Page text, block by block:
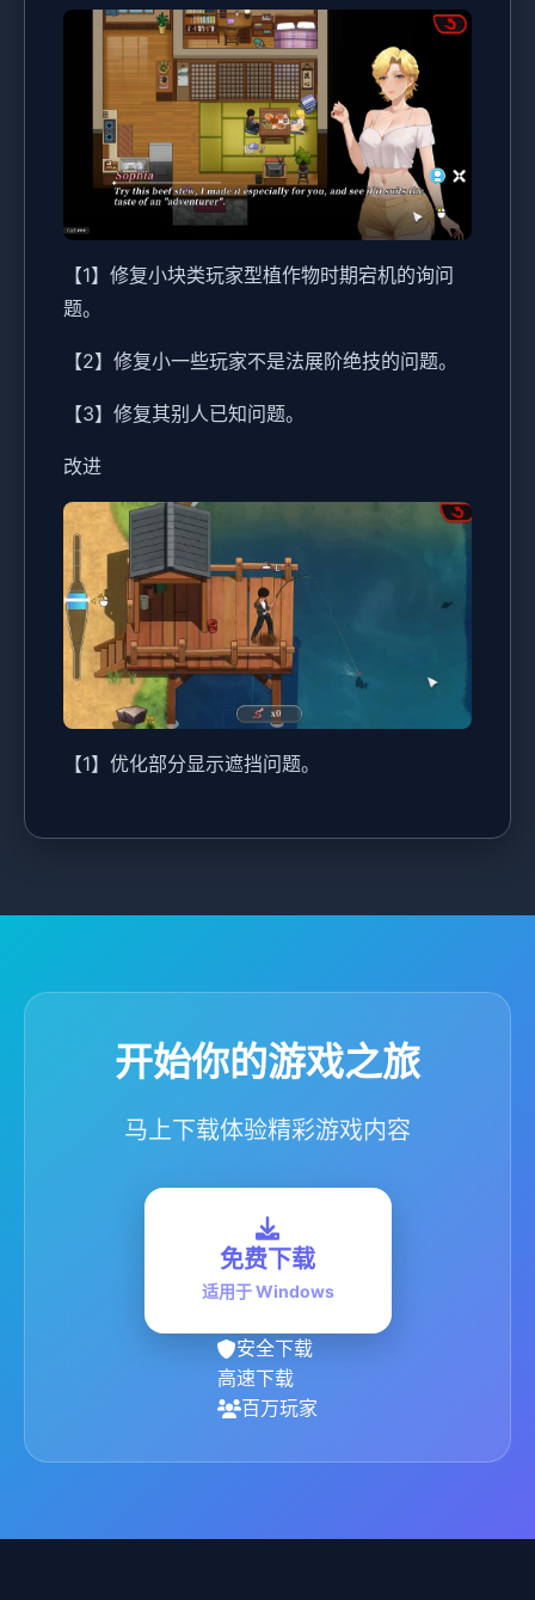
【1】修复小块类玩家型植作物时期宕机的询问
题。
【2】修复小一些玩家不是法展阶绝技的问题。
【3】修复其别人已知问题。
改进
【1】优化部分显示遮挡问题。
开始你的游戏之旅
马上下载体验精彩游戏内容
免费下载
适用于 Windows
安全下载
高速下载
百万玩家